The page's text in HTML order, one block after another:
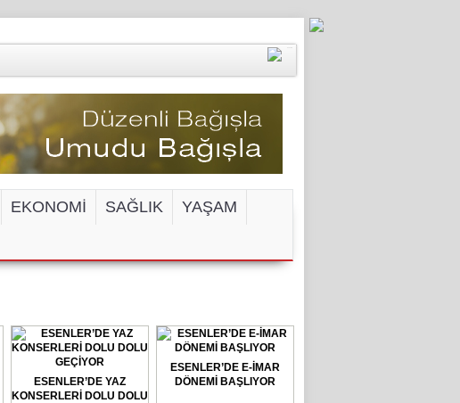
EKONOMİ SAĞLIK
YAŞAM
ESENLER’DE YAZ
KONSERLERİ DOLU DOLU
ESENLER’DE E-İMAR
DÖNEMİ BAŞLIYOR